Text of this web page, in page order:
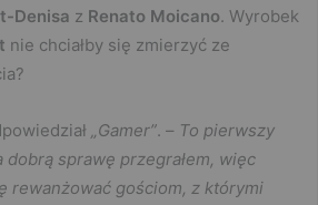
Denisa z Renato Moicano. Wyrobek
nie chciałby się zmierzyć ze
„Gamer”. – To pierwszy
dobrą sprawę przegrałem, więc
rewanżować gościom, z którymi